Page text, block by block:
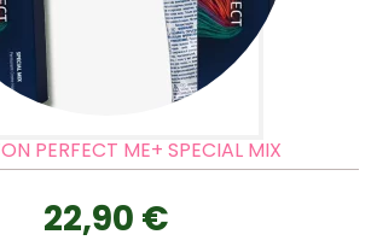
PERFECT ME+ SPECIAL MIX
22,90 €